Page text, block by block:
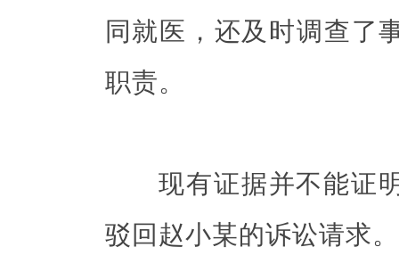
同就医，还及时调查了
职责。
现有证据并不能证明
驳回赵小某的诉讼请求。